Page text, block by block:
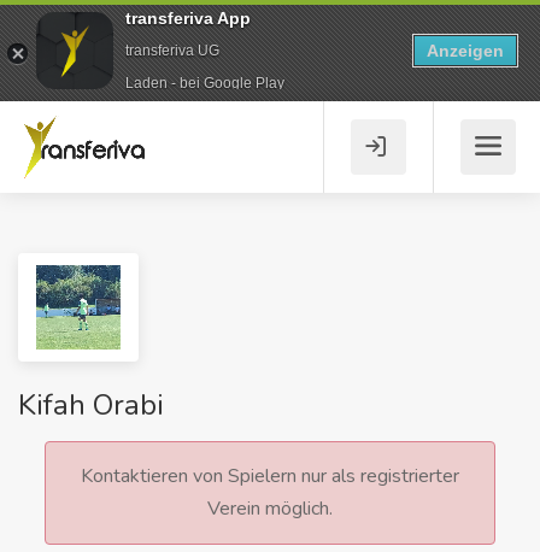
Kifah Orabi
Kontaktieren von Spielern nur als registrierter
Verein möglich.
transferiva App
transferiva UG
Laden - bei Google Play
Anzeigen